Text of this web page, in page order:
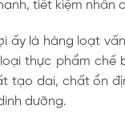
tiết kiệm nhân
ấy là hàng loạt
thực phẩm
tạo dai, chất ổn
dưỡng.